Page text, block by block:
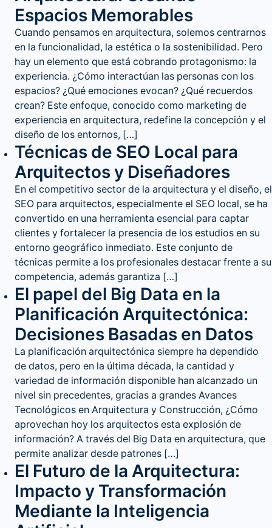
Espacios Memorables
Cuando pensamos en arquitectura, solemos centrarnos
en la funcionalidad, la estética o la sostenibilidad. Pero
hay un elemento que está cobrando protagonismo: la
experiencia. ¿Cómo interactúan las personas con los
espacios? ¿Qué emociones evocan? ¿Qué recuerdos
crean? Este enfoque, conocido como marketing de
experiencia en arquitectura, redefine la concepción y el
diseño de los entornos, […]
Técnicas de SEO Local para
Arquitectos y Diseñadores
En el competitivo sector de la arquitectura y el diseño, el
SEO para arquitectos, especialmente el SEO local, se ha
convertido en una herramienta esencial para captar
clientes y fortalecer la presencia de los estudios en su
entorno geográfico inmediato. Este conjunto de
técnicas permite a los profesionales destacar frente a su
competencia, además garantiza […]
El papel del Big Data en la
Planificación Arquitectónica:
Decisiones Basadas en Datos
La planificación arquitectónica siempre ha dependido
de datos, pero en la última década, la cantidad y
variedad de información disponible han alcanzado un
nivel sin precedentes, gracias a grandes Avances
Tecnológicos en Arquitectura y Construcción, ¿Cómo
aprovechan hoy los arquitectos esta explosión de
información? A través del Big Data en arquitectura, que
permite analizar desde patrones […]
El Futuro de la Arquitectura:
Impacto y Transformación
Mediante la Inteligencia